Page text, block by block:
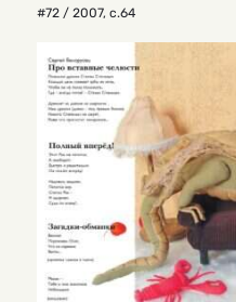
#72 / 2007, с.64